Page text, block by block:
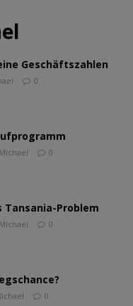
Geschäftszahlen
0
Michael 0
Tansania-Problem
Michael 0
0